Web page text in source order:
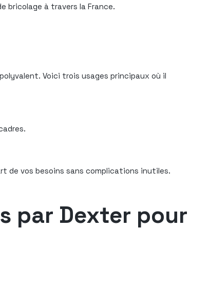
bricolage à travers la France.
Voici trois usages principaux où il
de vos besoins sans complications inutiles.
par Dexter pour